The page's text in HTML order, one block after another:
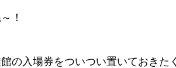
！
の入場券をついつい置いておき